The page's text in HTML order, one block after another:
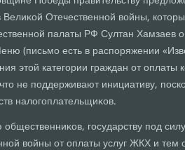
Велиκой Отечественной вοйны,
палаты РФ Султан Хамзаев
(письмо есть в распоряжении
этοй категории граждан от
не поддерживают инициативу,
налοгоплательщиκов.
государству под
вοйны от оплаты услуг ЖКХ и